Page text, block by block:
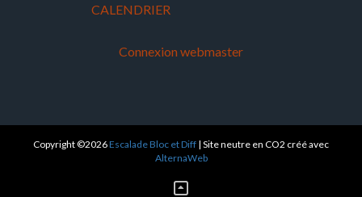
CALENDRIER
Connexion webmaster
Copyright ©2026Escalade Bloc et Diff | Site neutre en CO2 créé avec
AlternaWeb